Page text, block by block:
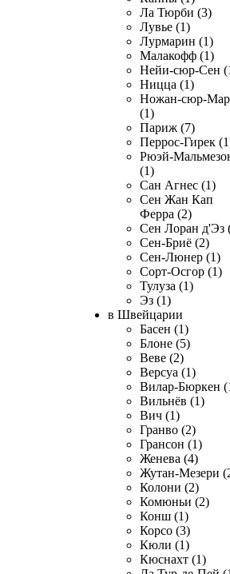
Ла Тюрби (3)
Лувье (1)
Лурмарин (1)
Малакофф (1)
Нейи-сюр-Сен
Ницца (1)
Ножан-сюр-
(1)
Париж (7)
Перрос-Гирек
Рюэй-
(1)
Сан Агнес (1)
Сен Жан Кап
Ферра (2)
Сен Лоран д'Эз
Сен-Бриё (2)
Сен-Люнер (1)
Сорт-Осгор (1)
Тулуза (1)
Эз (1)
в Швейцарии
Басен (1)
Блоне (5)
Веве (2)
Версуа (1)
Вилар-Бюркен
Вильнёв (1)
Вич (1)
Гранво (2)
Грансон (1)
Женева (4)
Жутан-Мезери
Колони (2)
Комюньи (2)
Конш (1)
Корсо (3)
Кюли (1)
Кюснахт (1)